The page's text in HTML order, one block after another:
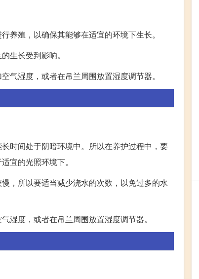
养殖，以确保其能够在适宜的环境下生长。
生长受到影响。
气湿度，或者在吊兰周围放置湿度调节器。
时间处于阴暗环境中。所以在养护过程中，要
宜的光照环境下。
，所以要适当减少浇水的次数，以免过多的水
湿度，或者在吊兰周围放置湿度调节器。